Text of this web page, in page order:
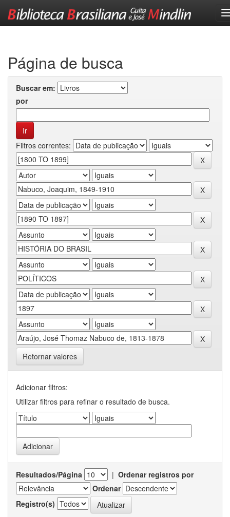
Página de busca
Buscar em:
por
Filtros correntes:
Retornar valores
Adicionar filtros:
Utilizar filtros para refinar o resultado de busca.
Resultados/Página | Ordenar registros por
Ordenar
Registro(s)